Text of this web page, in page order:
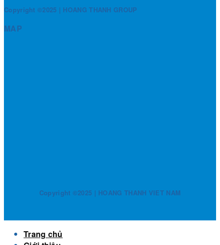
Copyright ©2025 | HOANG THANH GROUP
MAP
Copyright ©2025 | HOANG THANH VIET NAM
Trang chủ